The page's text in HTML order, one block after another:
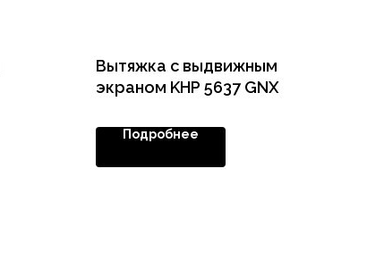
Вытяжка с выдвижным
экраном KHP 5637 GNX
Подробнее